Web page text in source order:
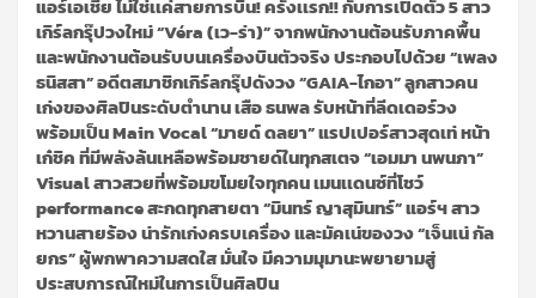
แอร์เอเชีย ไม่ใช่เเค่สายการบิน! ครั้งเเรก!! กับการเปิดตัว 5 สาว
เกิร์ลกรุ๊ปวงใหม่ “Véra (เว-ร่า)” จากพนักงานต้อนรับภาคพื้น
และพนักงานต้อนรับบนเครื่องบินตัวจริง ประกอบไปด้วย “เพลง
ธนิสสา” อดีตสมาชิกเกิร์ลกรุ๊ปดังวง “GAIA-ไกอา” ลูกสาวคน
เก่งของศิลปินระดับตำนาน เสือ ธนพล รับหน้าที่ลีดเดอร์วง
พร้อมเป็น Main Vocal “มายด์ ดลยา” แรปเปอร์สาวสุดเท่ หน้า
เก๋ชิค ที่มีพลังล้นเหลือพร้อมชายด์ในทุกสเตจ “เอมมา นพนภา”
Visual สาวสวยที่พร้อมขโมยใจทุกคน เมนเเดนซ์ที่โชว์
performance สะกดทุกสายตา “มินทร์ ญาสุมินทร์” แอร์ฯ สาว
หวานสายร้อง น่ารักเก่งครบเครื่อง และมัคเน่ของวง “เจ็นเน่ กัล
ยกร” ผู้พกพาความสดใส มั่นใจ มีความมุมานะพยายามสู่
ประสบการณ์ใหม่ในการเป็นศิลปิน